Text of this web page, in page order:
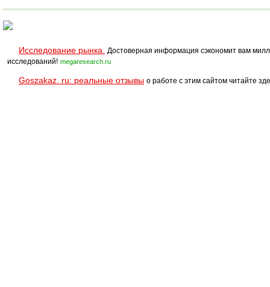
Исследование рынка.
Достоверная информация сэкономит вам
исследований! megaresearch.ru
Goszakaz. ru: реальные отзывы о работе с этим сайтом читайте